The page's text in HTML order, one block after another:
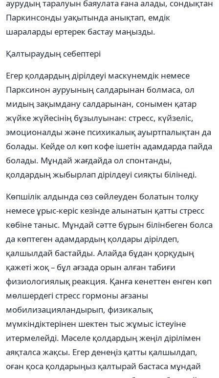
аурудың таралуын баяулата ғана алады, сондықтан
Паркинсонды уақытында анықтап, емдік
шараларды ертерек бастау маңызды.
Қалтыраудың себептері
Егер қолдардың дірілдеуі маскүнемдік немесе
Парксинон ауруының салдарынан болмаса, ол
мидың зақымдану салдарынан, сонымен қатар
жүйке жүйесінің бұзылуынан: стресс, күйзеліс,
эмоционалды және психикалық ауыртпалықтан да
болады. Кейде ол көп кофе ішетін адамдарда пайда
болады. Мұндай жағдайда ол спонтанды,
қолдардың жыбырлап дірілдеуі сияқты білінеді.
Көпшілік алдында сөз сөйлеуден болатын толқу
немесе ұрыс-керіс кезінде алынатын қатты стресс
көбіне таныс. Мұндай сәтте бұрын білінбеген болса
да көптеген адамдардың қолдары дірілдеп,
қалшылдай бастайды. Алайда бұдан қорқудың
қажеті жоқ – бұл ағзада орын алған табиғи
физиологиялық реакция. Қанға кенеттен енген көп
мөлшердегі стресс гормоны ағзаны
мобилизацияландырып, физикалық
мүмкіндіктерінен шектен тыс жұмыс істеуіне
итермелейді. Мәселе қолдардың жеңіл дірілімен
аяқталса жақсы. Егер денеңіз қатты қалшылдап,
оған қоса қолдарыңыз қалтырай бастаса мұндай